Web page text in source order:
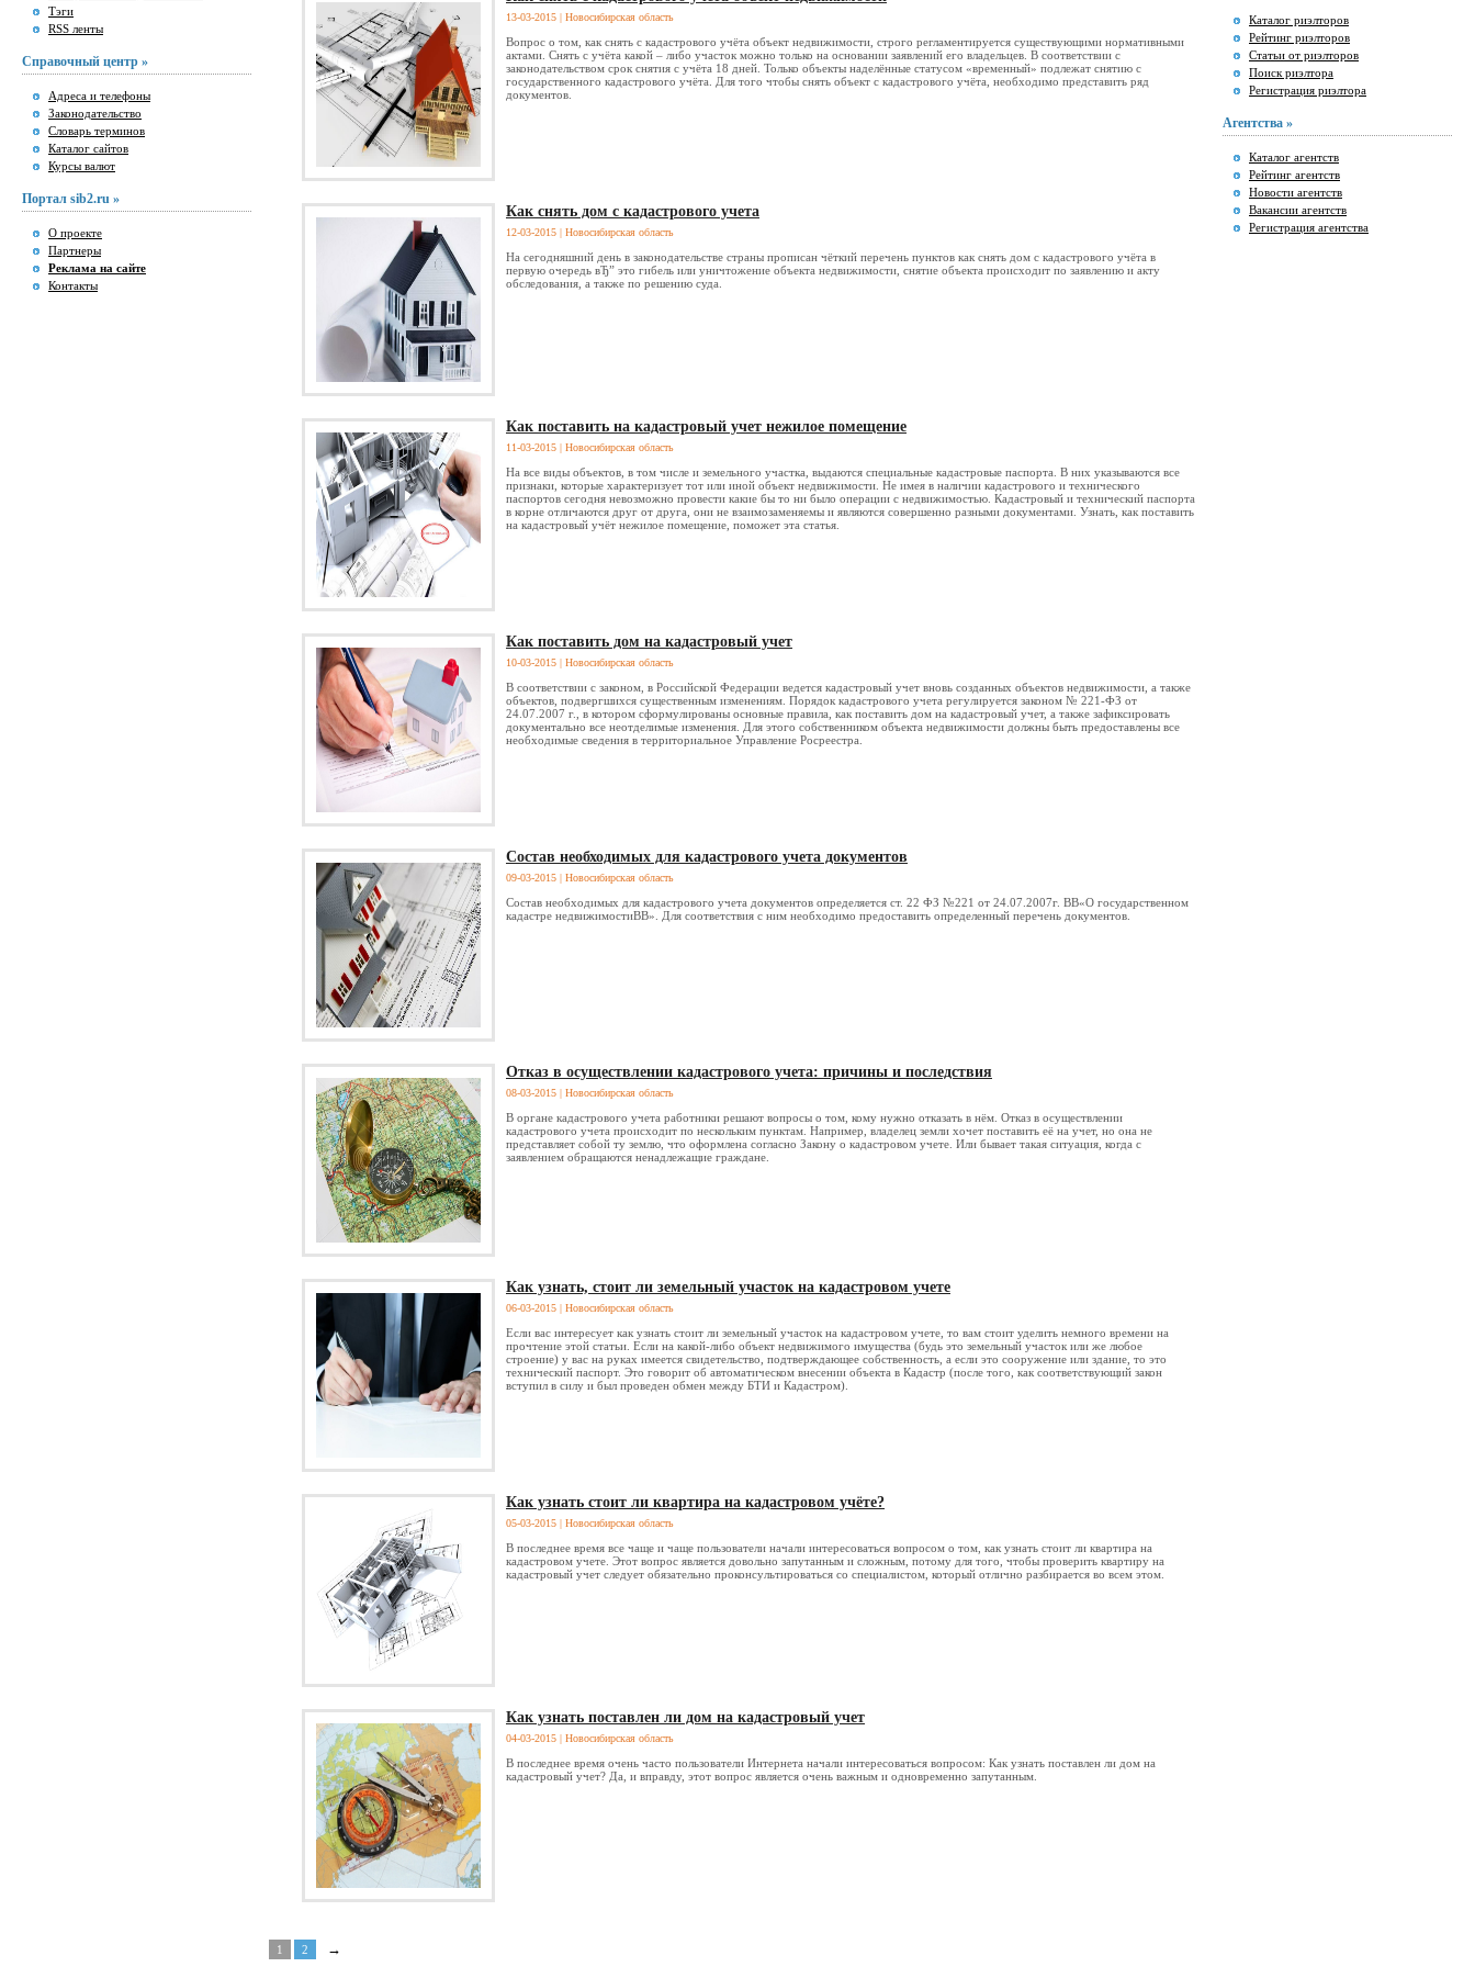
Тэги
RSS ленты
Справочный центр »
Адреса и телефоны
Законодательство
Словарь терминов
Каталог сайтов
Курсы валют
Портал sib2.ru »
О проекте
Партнеры
Реклама на сайте
Контакты
13-03-2015 | Новосибирская область
Вопрос о том, как снять с кадастрового учёта объект недвижимости, строго регламентируется существующими нормативными
актами. Снять с учёта какой – либо участок можно только на основании заявлений его владельцев. В соответствии с
законодательством срок снятия с учёта 18 дней. Только объекты наделённые статусом «временный» подлежат снятию с
государственного кадастрового учёта. Для того чтобы снять объект с кадастрового учёта, необходимо представить ряд
документов.
Как снять дом с кадастрового учета
12-03-2015 | Новосибирская область
На сегодняшний день в законодательстве страны прописан чёткий перечень пунктов как снять дом с кадастрового учёта в
первую очередь вЂ” это гибель или уничтожение объекта недвижимости, снятие объекта происходит по заявлению и акту
обследования, а также по решению суда.
Как поставить на кадастровый учет нежилое помещение
11-03-2015 | Новосибирская область
На все виды объектов, в том числе и земельного участка, выдаются специальные кадастровые паспорта. В них указываются все
признаки, которые характеризует тот или иной объект недвижимости. Не имея в наличии кадастрового и технического
паспортов сегодня невозможно провести какие бы то ни было операции с недвижимостью. Кадастровый и технический паспорта
в корне отличаются друг от друга, они не взаимозаменяемы и являются совершенно разными документами. Узнать, как поставить
на кадастровый учёт нежилое помещение, поможет эта статья.
Как поставить дом на кадастровый учет
10-03-2015 | Новосибирская область
В соответствии с законом, в Российской Федерации ведется кадастровый учет вновь созданных объектов недвижимости, а также
объектов, подвергшихся существенным изменениям. Порядок кадастрового учета регулируется законом № 221-ФЗ от
24.07.2007 г., в котором сформулированы основные правила, как поставить дом на кадастровый учет, а также зафиксировать
документально все неотделимые изменения. Для этого собственником объекта недвижимости должны быть предоставлены все
необходимые сведения в территориальное Управление Росреестра.
Состав необходимых для кадастрового учета документов
09-03-2015 | Новосибирская область
Состав необходимых для кадастрового учета документов определяется ст. 22 ФЗ №221 от 24.07.2007г. ВВ«О государственном
кадастре недвижимостиВВ». Для соответствия с ним необходимо предоставить определенный перечень документов.
Отказ в осуществлении кадастрового учета: причины и последствия
08-03-2015 | Новосибирская область
В органе кадастрового учета работники решают вопросы о том, кому нужно отказать в нём. Отказ в осуществлении
кадастрового учета происходит по нескольким пунктам. Например, владелец земли хочет поставить её на учет, но она не
представляет собой ту землю, что оформлена согласно Закону о кадастровом учете. Или бывает такая ситуация, когда с
заявлением обращаются ненадлежащие граждане.
Как узнать, стоит ли земельный участок на кадастровом учете
06-03-2015 | Новосибирская область
Если вас интересует как узнать стоит ли земельный участок на кадастровом учете, то вам стоит уделить немного времени на
прочтение этой статьи. Если на какой-либо объект недвижимого имущества (будь это земельный участок или же любое
строение) у вас на руках имеется свидетельство, подтверждающее собственность, а если это сооружение или здание, то это
технический паспорт. Это говорит об автоматическом внесении объекта в Кадастр (после того, как соответствующий закон
вступил в силу и был проведен обмен между БТИ и Кадастром).
Как узнать стоит ли квартира на кадастровом учёте?
05-03-2015 | Новосибирская область
В последнее время все чаще и чаще пользователи начали интересоваться вопросом о том, как узнать стоит ли квартира на
кадастровом учете. Этот вопрос является довольно запутанным и сложным, потому для того, чтобы проверить квартиру на
кадастровый учет следует обязательно проконсультироваться со специалистом, который отлично разбирается во всем этом.
Как узнать поставлен ли дом на кадастровый учет
04-03-2015 | Новосибирская область
В последнее время очень часто пользователи Интернета начали интересоваться вопросом: Как узнать поставлен ли дом на
кадастровый учет? Да, и вправду, этот вопрос является очень важным и одновременно запутанным.
1 2 →
Каталог риэлторов
Рейтинг риэлторов
Статьи от риэлторов
Поиск риэлтора
Регистрация риэлтора
Агентства »
Каталог агентств
Рейтинг агентств
Новости агентств
Вакансии агентств
Регистрация агентства